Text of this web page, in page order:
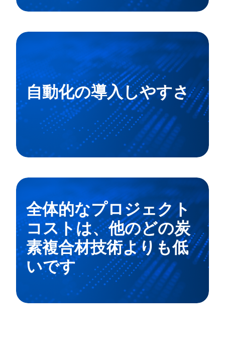
自動化の導入しやすさ
全体的なプロジェクト
コストは、他のどの炭
素複合材技術よりも低
いです